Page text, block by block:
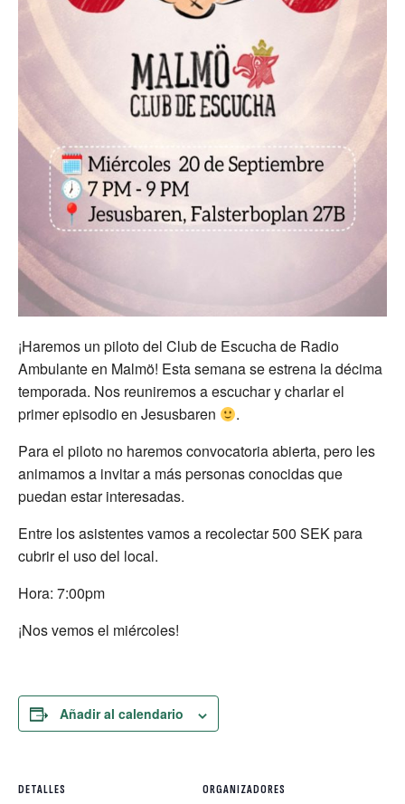
¡Haremos un piloto del Club de Escucha de Radio
Ambulante en Malmö! Esta semana se estrena la décima
temporada. Nos reuniremos a escuchar y charlar el
primer episodio en Jesusbaren
.
Para el piloto no haremos convocatoria abierta, pero les
animamos a invitar a más personas conocidas que
puedan estar interesadas.
Entre los asistentes vamos a recolectar 500 SEK para
cubrir el uso del local.
Hora: 7:00pm
¡Nos vemos el miércoles!
Añadir al calendario
DETALLES ORGANIZADORES